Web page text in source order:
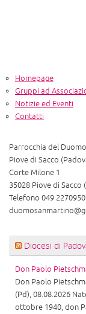
Homepage
Gruppi ad
Notizie ed Eventi
Contatti
Parrocchia del Duomo
Piove di Sacco
Corte Milone 1
35028 Piove di Sacco
Telefono 049 2270950
Diocesi di
Don Paolo
Don Paolo
(Pd), 08.08.2026
ottobre 1940, don